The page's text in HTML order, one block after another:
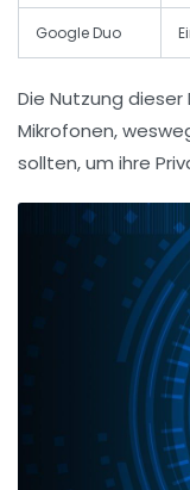
Google Duo
Die Nutzung
Mikrofonen,
sollten, um ihre